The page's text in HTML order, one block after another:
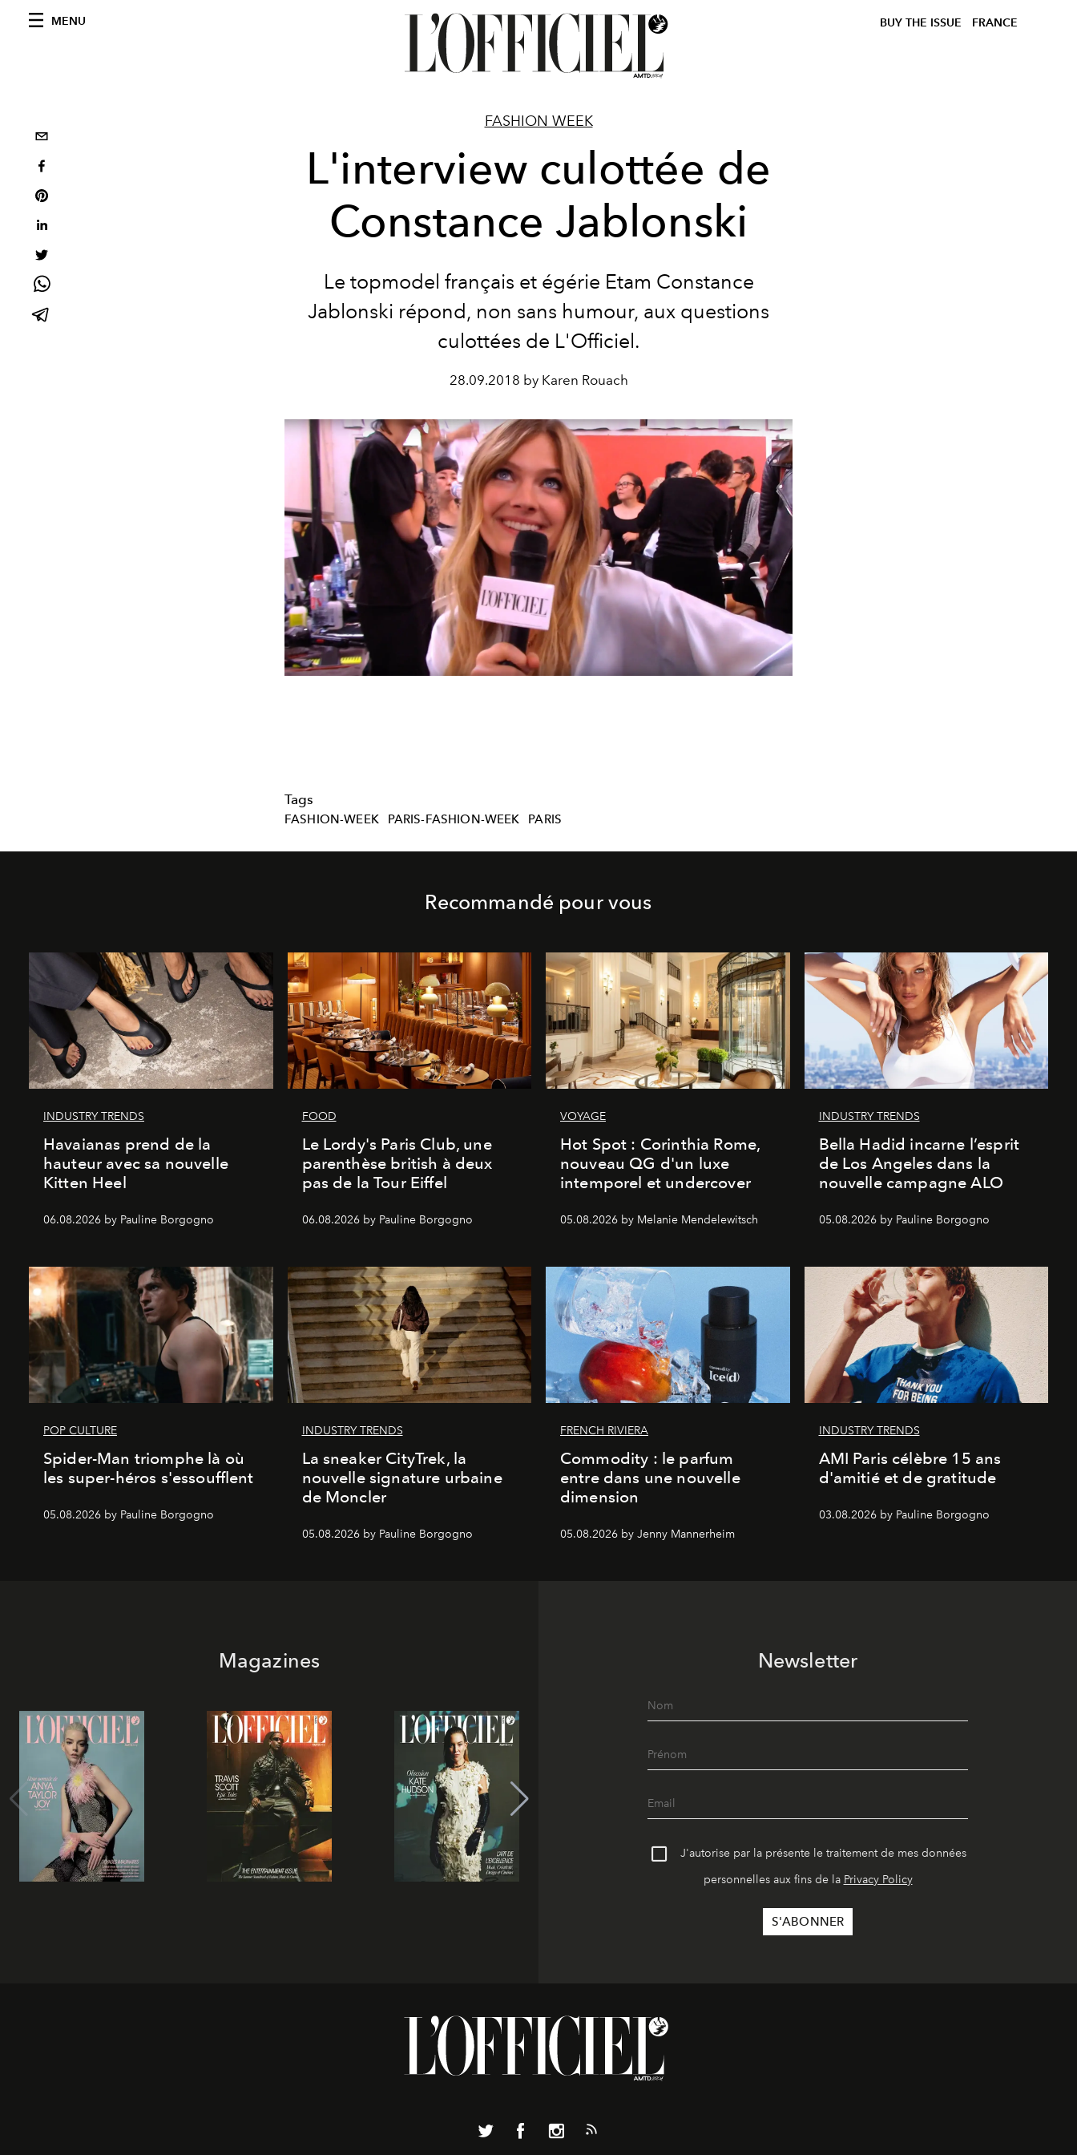
MENU BUY THE ISSUE FRANCE
FASHION WEEK
L'interview culottée de
Constance Jablonski
Le topmodel français et égérie Etam Constance
Jablonski répond, non sans humour, aux questions
culottées de L'Officiel.
28.09.2018 by Karen Rouach
Tags
FASHION-WEEK PARIS-FASHION-WEEK PARIS
Recommandé pour vous
INDUSTRY TRENDS
Havaianas prend de la
hauteur avec sa nouvelle
Kitten Heel
06.08.2026 by Pauline Borgogno
FOOD
Le Lordy's Paris Club, une
parenthèse british à deux
pas de la Tour Eiffel
06.08.2026 by Pauline Borgogno
VOYAGE
Hot Spot : Corinthia Rome,
nouveau QG d'un luxe
intemporel et undercover
05.08.2026 by Melanie Mendelewitsch
INDUSTRY TRENDS
Bella Hadid incarne l’esprit
de Los Angeles dans la
nouvelle campagne ALO
05.08.2026 by Pauline Borgogno
POP CULTURE
Spider-Man triomphe là où
les super-héros s'essoufflent
05.08.2026 by Pauline Borgogno
INDUSTRY TRENDS
La sneaker CityTrek, la
nouvelle signature urbaine
de Moncler
05.08.2026 by Pauline Borgogno
FRENCH RIVIERA
Commodity : le parfum
entre dans une nouvelle
dimension
05.08.2026 by Jenny Mannerheim
INDUSTRY TRENDS
AMI Paris célèbre 15 ans
d'amitié et de gratitude
03.08.2026 by Pauline Borgogno
Magazines Newsletter
J'autorise par la présente le traitement de mes données
personnelles aux fins de la Privacy Policy